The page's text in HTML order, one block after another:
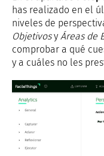
has realizado en el
niveles de
Objetivosy Áreas de
comprobar a qué
y a cuáles no les